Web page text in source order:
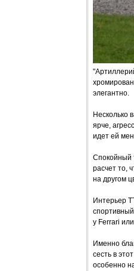
элегантно.
Несколько
ярче,
идет ей
Спокойный
расчет то,
на другом
Интерьер
у Ferrari
Именно
сесть в
особенно